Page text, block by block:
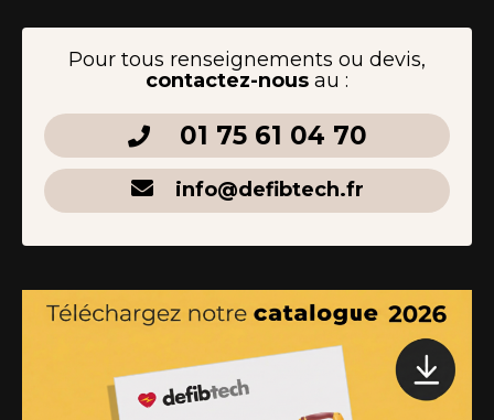
Pour tous renseignements ou devis,
contactez-nous au :
01 75 61 04 70
info@defibtech.fr